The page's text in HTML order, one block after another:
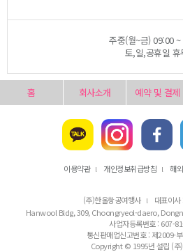
주중(월~금) 09:00
토,일,공휴일 휴
홈 회사소개 예약 및 결제
이용약관 l 개인정보취급방침 l 해
(주)한울항공여행사 l
대표이
Hanwool Bldg, 309, Choongryeol-daero,
사업자등록번호 : 607-
통신판매업신고번호 : 제2009-
Copyright © 1995년 설립 (주